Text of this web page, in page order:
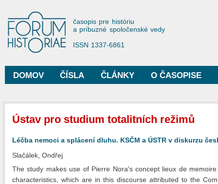
Forum Historiae
časopis pre históriu
a príbuzné spoločenské vedy
ISSN 1337-6861
Hlavné menu
DOMOV ČÍSLA ČLÁNKY O ČASOPISE
Nachádzate sa tu
Ústav pro studium totalitních režimů
Léčba nemoci a splácení dluhu. KSČM a ÚSTR v diskurzu
Slačálek, Ondřej
The study makes use of Pierre Nora's concept lieux de
characteristics, which are in this discourse attributed to the